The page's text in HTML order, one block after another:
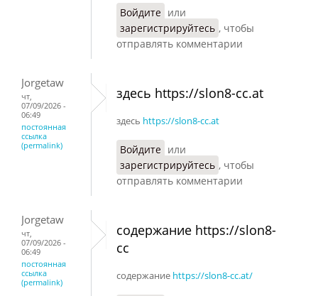
Войдите или
зарегистрируйтесь , чтобы
отправлять комментарии
Jorgetaw
чт,
07/09/2026 -
06:49
постоянная
ссылка
(permalink)
здесь https://slon8-cc.at
здесь https://slon8-cc.at
Войдите или
зарегистрируйтесь , чтобы
отправлять комментарии
Jorgetaw
чт,
07/09/2026 -
06:49
постоянная
ссылка
(permalink)
содержание https://slon8-
cc
содержание https://slon8-cc.at/